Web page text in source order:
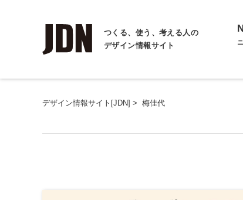
つくる、使う、考える人の
デザイン情報サイト
デザイン情報サイト[JDN] > 梅佳代